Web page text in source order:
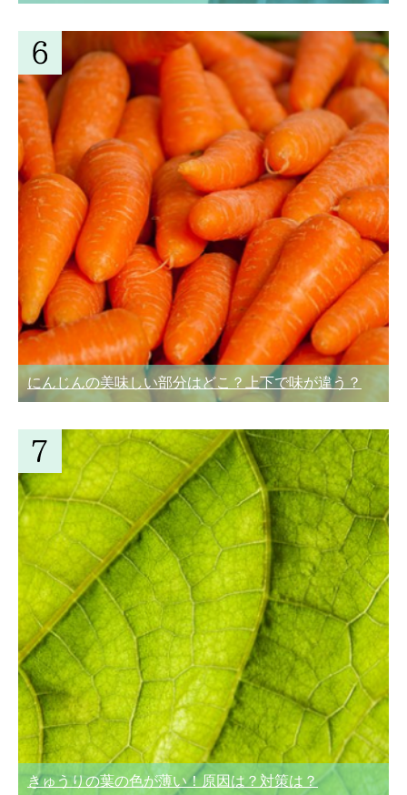
にんじんの美味しい部分はどこ？上下で味が違う？
きゅうりの葉の色が薄い！原因は？対策は？